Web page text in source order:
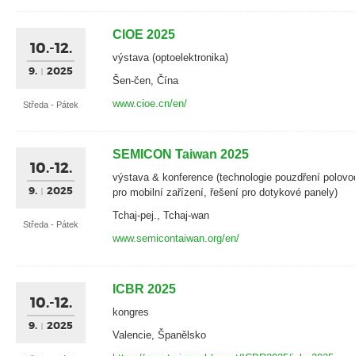
10.-12.
9. 2025
Středa - Pátek
CIOE 2025
výstava (optoelektronika)
Šen-čen, Čína
www.cioe.cn/en/
10.-12.
9. 2025
Středa - Pátek
SEMICON Taiwan 2025
výstava & konference (technologie pouzdření
pro mobilní zařízení, řešení pro dotykové panely)
Tchaj-pej., Tchaj-wan
www.semicontaiwan.org/en/
10.-12.
9. 2025
ICBR 2025
kongres
Valencie, Španělsko